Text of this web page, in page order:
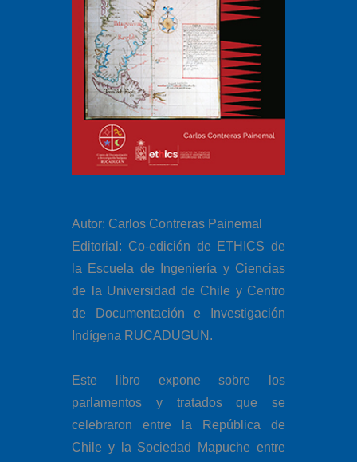
Autor: Carlos Contreras Painemal
Editorial: Co-edición de ETHICS de
la Escuela de Ingeniería y Ciencias
de la Universidad de Chile y Centro
de Documentación e Investigación
Indígena RUCADUGUN.
Este libro expone sobre los
parlamentos y tratados que se
celebraron entre la República de
Chile y la Sociedad Mapuche entre